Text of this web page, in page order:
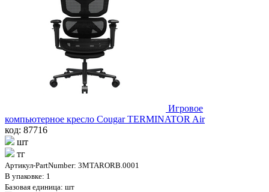
Игровое
компьютерное кресло Cougar TERMINATOR Air
код: 87716
шт
тг
Артикул-PartNumber: 3MTARORB.0001
В упаковке: 1
Базовая единица: шт